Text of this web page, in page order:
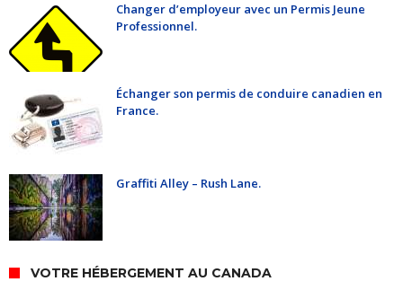
Changer d’employeur avec un Permis Jeune
Professionnel.
Échanger son permis de conduire canadien en
France.
Graffiti Alley – Rush Lane.
VOTRE HÉBERGEMENT AU CANADA